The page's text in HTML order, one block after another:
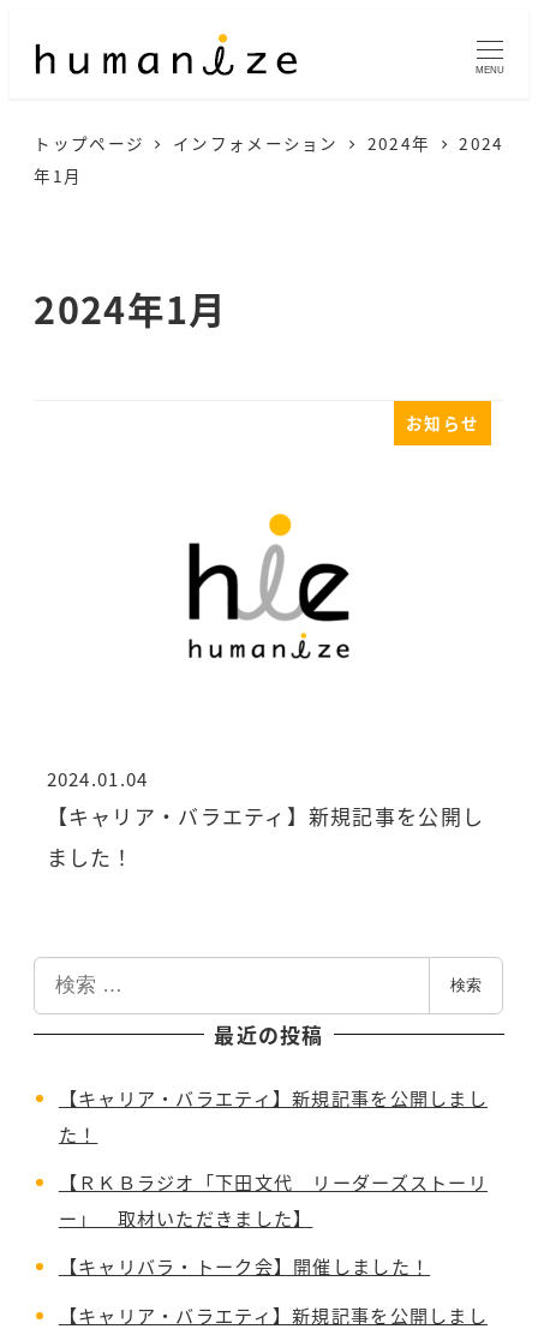
MENU
トップページ インフォメーション 2024年
2024
年1月
2024年1月
お知らせ
【キャリア・バラエティ】新規記事を公開し
ました！
投稿日
2024.01.04
索
検索
最近の投稿
【キャリア・バラエティ】新規記事を公開しまし
た！
【ＲＫＢラジオ「下田文代 リーダーズストーリ
ー」 取材いただきました】
【キャリバラ・トーク会】開催しました！
【キャリア・バラエティ】新規記事を公開しまし